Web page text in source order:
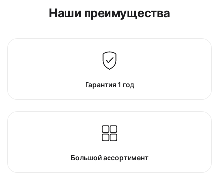
Наши преимущества
Гарантия 1 год
Большой ассортимент